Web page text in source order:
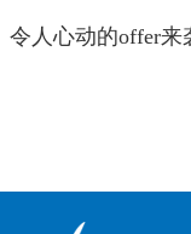
令人心动的offer来